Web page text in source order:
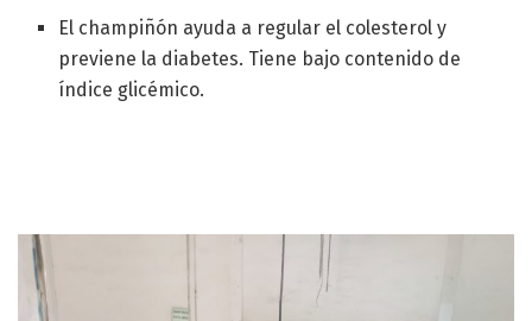
El champiñón ayuda a regular el colesterol y
previene la diabetes. Tiene bajo contenido de
índice glicémico.